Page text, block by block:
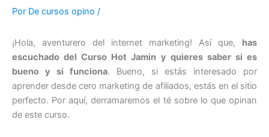
Por De cursos opino /
¡Hola, aventurero del internet marketing! Así que, has
escuchado del Curso Hot Jamin y quieres saber si es
bueno y si funciona. Bueno, si estás interesado por
aprender desde cero marketing de afiliados, estás en el sitio
perfecto. Por aquí, derramaremos el té sobre lo que opinan
de este curso.